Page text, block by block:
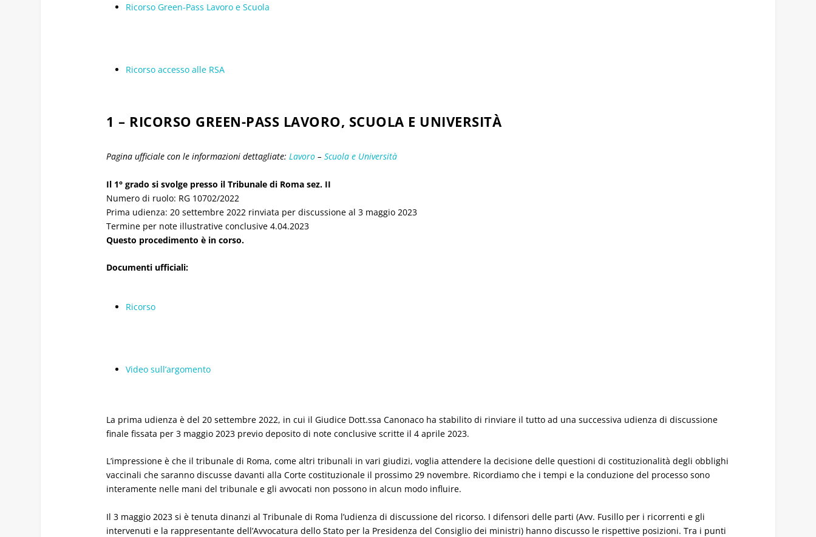
Ricorso Green-Pass Lavoro e Scuola
Ricorso accesso alle RSA
1 – RICORSO GREEN-PASS LAVORO, SCUOLA E UNIVERSITÀ
Pagina ufficiale con le informazioni dettagliate:Lavoro –Scuola e Università
Il 1° grado si svolge presso il Tribunale di Roma sez. II
Numero di ruolo: RG 10702/2022
Prima udienza: 20 settembre 2022 rinviata per discussione al 3 maggio 2023
Termine per note illustrative conclusive 4.04.2023
Questo procedimento è in corso.
Documenti ufficiali:
Ricorso
Video sull’argomento
La prima udienza è del 20 settembre 2022, in cui il Giudice Dott.ssa Canonaco ha stabilito di rinviare il tutto ad una successiva udienza di discussione
finale fissata per 3 maggio 2023 previo deposito di note conclusive scritte il 4 aprile 2023.
L’impressione è che il tribunale di Roma, come altri tribunali in vari giudizi, voglia attendere la decisione delle questioni di costituzionalità degli obblighi
vaccinali che saranno discusse davanti alla Corte costituzionale il prossimo 29 novembre. Ricordiamo che i tempi e la conduzione del processo sono
interamente nelle mani del tribunale e gli avvocati non possono in alcun modo influire.
Il 3 maggio 2023 si è tenuta dinanzi al Tribunale di Roma l’udienza di discussione del ricorso. I difensori delle parti (Avv. Fusillo per i ricorrenti e gli
intervenuti e la rappresentante dell’Avvocatura dello Stato per la Presidenza del Consiglio dei ministri) hanno discusso le rispettive posizioni. Tra i punti